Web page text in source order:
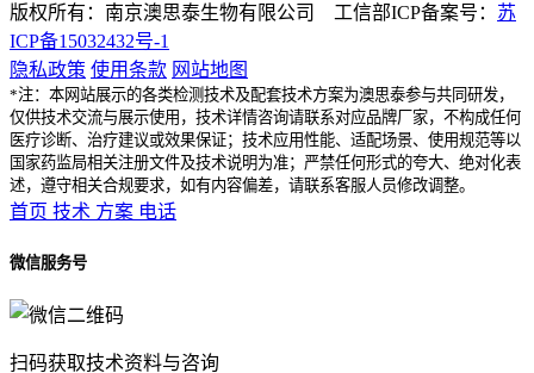
版权所有：南京澳思泰生物有限公司 工信部ICP备案号： 苏
ICP备15032432号-1
隐私政策 使用条款 网站地图
*注：本网站展示的各类检测技术及配套技术方案为澳思泰参与共同研发，
仅供技术交流与展示使用，技术详情咨询请联系对应品牌厂家，不构成任何
医疗诊断、治疗建议或效果保证；技术应用性能、适配场景、使用规范等以
国家药监局相关注册文件及技术说明为准；严禁任何形式的夸大、绝对化表
述，遵守相关合规要求，如有内容偏差，请联系客服人员修改调整。
首页 技术 方案 电话
微信服务号
扫码获取技术资料与咨询